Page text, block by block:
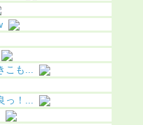
も...
！...